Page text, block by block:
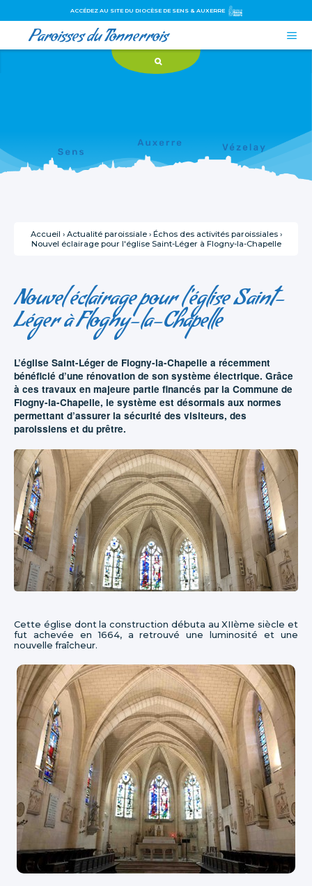
contenu.
ACCÉDEZ AU SITE DU DIOCÈSE DE SENS & AUXERRE
Paroisses du Tonnerrois 
Accueil › Actualité paroissiale › Échos des activités paroissiales ›
Nouvel éclairage pour l'église Saint-Léger à Flogny-la-Chapelle
Nouvel éclairage pour l'église Saint-
Léger à Flogny-la-Chapelle
L’église Saint-Léger de Flogny-la-Chapelle a récemment
bénéficié d’une rénovation de son système électrique. Grâce
à ces travaux en majeure partie financés par la Commune de
Flogny-la-Chapelle, le système est désormais aux normes
permettant d’assurer la sécurité des visiteurs, des
paroissiens et du prêtre.
Cette église dont la construction débuta au XIIème siècle et
fut achevée en 1664, a retrouvé une luminosité et une
nouvelle fraîcheur.